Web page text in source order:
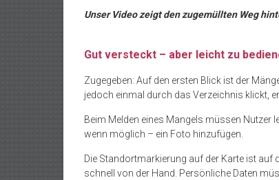
Unser Video zeigt den zugemüllten Weg
Gut versteckt – aber leicht zu
Zugegeben: Auf den ersten Blick ist der
jedoch einmal durch das Verzeichnis klickt,
Beim Melden eines Mangels müssen Nutzer
wenn möglich – ein Foto hinzufügen.
Die Standortmarkierung auf der Karte ist
schnell von der Hand. Persönliche Daten